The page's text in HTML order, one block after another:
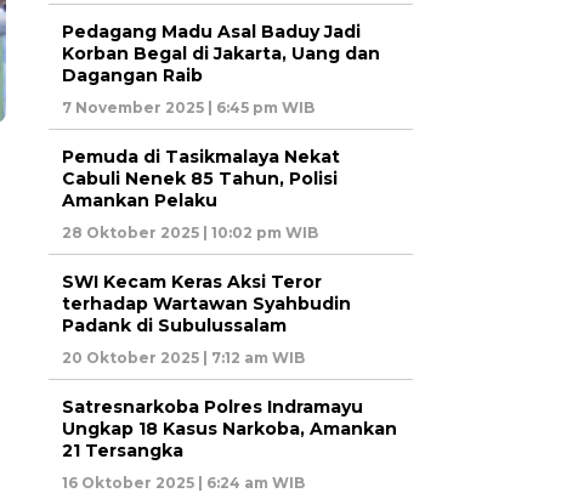
Pedagang Madu Asal Baduy Jadi
Korban Begal di Jakarta, Uang dan
Dagangan Raib
7 November 2025 | 6:45 pm WIB
Pemuda di Tasikmalaya Nekat
Cabuli Nenek 85 Tahun, Polisi
Amankan Pelaku
28 Oktober 2025 | 10:02 pm WIB
SWI Kecam Keras Aksi Teror
terhadap Wartawan Syahbudin
Padank di Subulussalam
20 Oktober 2025 | 7:12 am WIB
Satresnarkoba Polres Indramayu
Ungkap 18 Kasus Narkoba, Amankan
21 Tersangka
16 Oktober 2025 | 6:24 am WIB